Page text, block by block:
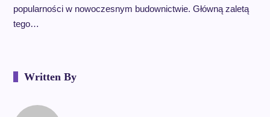
popularności w nowoczesnym budownictwie. Główną zaletą
tego…
Written By